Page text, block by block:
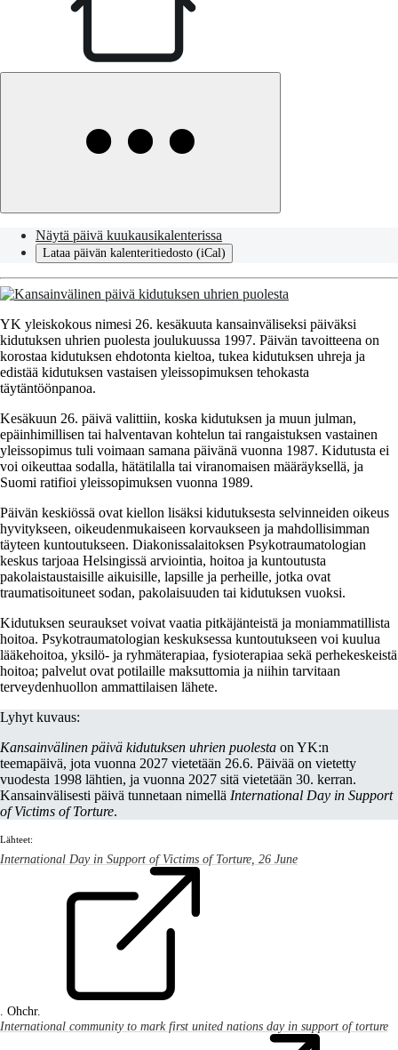
Näytä päivä kuukausikalenterissa
Lataa päivän kalenteritiedosto (iCal)
YK yleiskokous nimesi 26. kesäkuuta kansainväliseksi päiväksi
kidutuksen uhrien puolesta joulukuussa 1997. Päivän tavoitteena on
korostaa kidutuksen ehdotonta kieltoa, tukea kidutuksen uhreja ja
edistää kidutuksen vastaisen yleissopimuksen tehokasta
täytäntöönpanoa.
Kesäkuun 26. päivä valittiin, koska kidutuksen ja muun julman,
epäinhimillisen tai halventavan kohtelun tai rangaistuksen vastainen
yleissopimus tuli voimaan samana päivänä vuonna 1987. Kidutusta ei
voi oikeuttaa sodalla, hätätilalla tai viranomaisen määräyksellä, ja
Suomi ratifioi yleissopimuksen vuonna 1989.
Päivän keskiössä ovat kiellon lisäksi kidutuksesta selvinneiden oikeus
hyvitykseen, oikeudenmukaiseen korvaukseen ja mahdollisimman
täyteen kuntoutukseen. Diakonissalaitoksen Psykotraumatologian
keskus tarjoaa Helsingissä arviointia, hoitoa ja kuntoutusta
pakolaistaustaisille aikuisille, lapsille ja perheille, jotka ovat
traumatisoituneet sodan, pakolaisuuden tai kidutuksen vuoksi.
Kidutuksen seuraukset voivat vaatia pitkäjänteistä ja moniammatillista
hoitoa. Psykotraumatologian keskuksessa kuntoutukseen voi kuulua
lääkehoitoa, yksilö- ja ryhmäterapiaa, fysioterapiaa sekä perhekeskeistä
hoitoa; palvelut ovat potilaille maksuttomia ja niihin tarvitaan
terveydenhuollon ammattilaisen lähete.
Lyhyt kuvaus:
Kansainvälinen päivä kidutuksen uhrien puolesta on YK:n
teemapäivä, jota vuonna 2027 vietetään 26.6. Päivää on vietetty
vuodesta 1998 lähtien, ja vuonna 2027 sitä vietetään 30. kerran.
Kansainvälisesti päivä tunnetaan nimellä International Day in Support
of Victims of Torture.
Lähteet:
International Day in Support of Victims of Torture, 26 June
. Ohchr.
International community to mark first united nations day in support of torture